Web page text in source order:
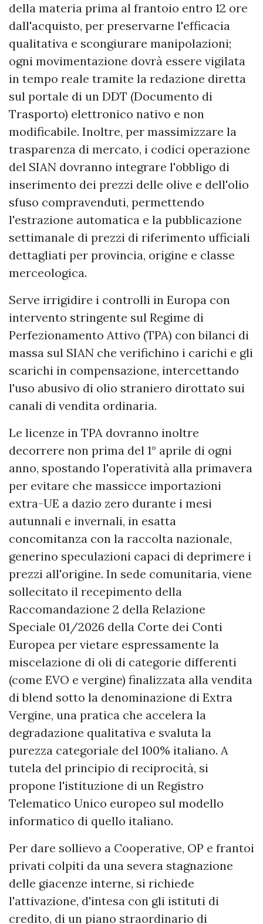
della materia prima al frantoio entro 12 ore
dall'acquisto, per preservarne l'efficacia
qualitativa e scongiurare manipolazioni;
ogni movimentazione dovrà essere vigilata
in tempo reale tramite la redazione diretta
sul portale di un DDT (Documento di
Trasporto) elettronico nativo e non
modificabile. Inoltre, per massimizzare la
trasparenza di mercato, i codici operazione
del SIAN dovranno integrare l'obbligo di
inserimento dei prezzi delle olive e dell'olio
sfuso compravenduti, permettendo
l'estrazione automatica e la pubblicazione
settimanale di prezzi di riferimento ufficiali
dettagliati per provincia, origine e classe
merceologica.
Serve irrigidire i controlli in Europa con
intervento stringente sul Regime di
Perfezionamento Attivo (TPA) con bilanci di
massa sul SIAN che verifichino i carichi e gli
scarichi in compensazione, intercettando
l'uso abusivo di olio straniero dirottato sui
canali di vendita ordinaria.
Le licenze in TPA dovranno inoltre
decorrere non prima del 1° aprile di ogni
anno, spostando l'operatività alla primavera
per evitare che massicce importazioni
extra-UE a dazio zero durante i mesi
autunnali e invernali, in esatta
concomitanza con la raccolta nazionale,
generino speculazioni capaci di deprimere i
prezzi all'origine. In sede comunitaria, viene
sollecitato il recepimento della
Raccomandazione 2 della Relazione
Speciale 01/2026 della Corte dei Conti
Europea per vietare espressamente la
miscelazione di oli di categorie differenti
(come EVO e vergine) finalizzata alla vendita
di blend sotto la denominazione di Extra
Vergine, una pratica che accelera la
degradazione qualitativa e svaluta la
purezza categoriale del 100% italiano. A
tutela del principio di reciprocità, si
propone l'istituzione di un Registro
Telematico Unico europeo sul modello
informatico di quello italiano.
Per dare sollievo a Cooperative, OP e frantoi
privati colpiti da una severa stagnazione
delle giacenze interne, si richiede
l'attivazione, d'intesa con gli istituti di
credito, di un piano straordinario di